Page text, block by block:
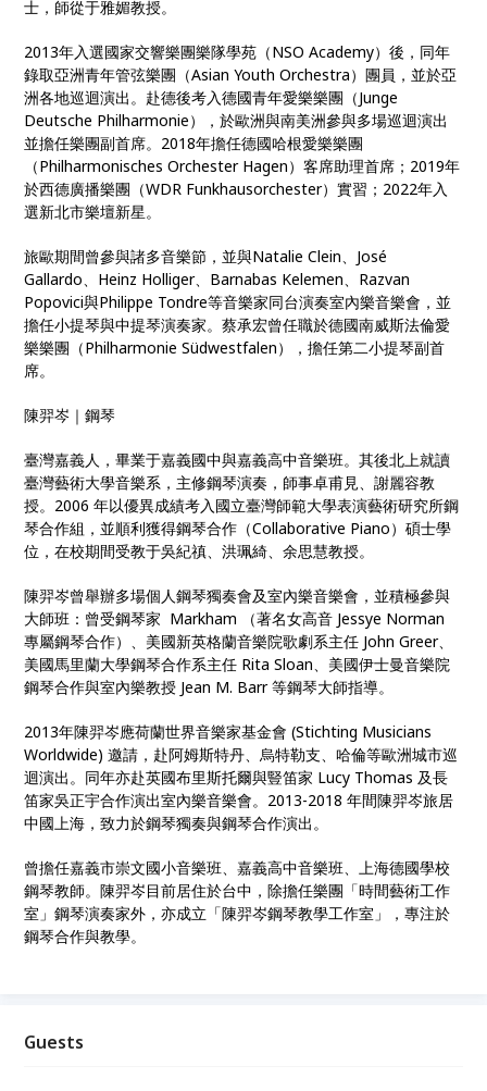
士，師從于雅媚教授。
2013年入選國家交響樂團樂隊學苑（NSO Academy）後，同年
錄取亞洲青年管弦樂團（Asian Youth Orchestra）團員，並於亞
洲各地巡迴演出。赴德後考入德國青年愛樂樂團（Junge
Deutsche Philharmonie），於歐洲與南美洲參與多場巡迴演出
並擔任樂團副首席。2018年擔任德國哈根愛樂樂團
（Philharmonisches Orchester Hagen）客席助理首席；2019年
於西德廣播樂團（WDR Funkhausorchester）實習；2022年入
選新北市樂壇新星。
旅歐期間曾參與諸多音樂節，並與Natalie Clein、José
Gallardo、Heinz Holliger、Barnabas Kelemen、Razvan
Popovici與Philippe Tondre等音樂家同台演奏室內樂音樂會，並
擔任小提琴與中提琴演奏家。蔡承宏曾任職於德國南威斯法倫愛
樂樂團（Philharmonie Südwestfalen），擔任第二小提琴副首
席。
陳羿岑｜鋼琴
臺灣嘉義人，畢業于嘉義國中與嘉義高中音樂班。其後北上就讀
臺灣藝術大學音樂系，主修鋼琴演奏，師事卓甫見、謝麗容教
授。2006 年以優異成績考入國立臺灣師範大學表演藝術研究所鋼
琴合作組，並順利獲得鋼琴合作（Collaborative Piano）碩士學
位，在校期間受教于吳紀禛、洪珮綺、余思慧教授。
陳羿岑曾舉辦多場個人鋼琴獨奏會及室內樂音樂會，並積極參與
大師班：曾受鋼琴家 Markham （著名女高音 Jessye Norman
專屬鋼琴合作）、美國新英格蘭音樂院歌劇系主任 John Greer、
美國馬里蘭大學鋼琴合作系主任 Rita Sloan、美國伊士曼音樂院
鋼琴合作與室內樂教授 Jean M. Barr 等鋼琴大師指導。
2013年陳羿岑應荷蘭世界音樂家基金會 (Stichting Musicians
Worldwide) 邀請，赴阿姆斯特丹、烏特勒支、哈倫等歐洲城市巡
迴演出。同年亦赴英國布里斯托爾與豎笛家 Lucy Thomas 及長
笛家吳正宇合作演出室內樂音樂會。2013-2018 年間陳羿岑旅居
中國上海，致力於鋼琴獨奏與鋼琴合作演出。
曾擔任嘉義市崇文國小音樂班、嘉義高中音樂班、上海德國學校
鋼琴教師。陳羿岑目前居住於台中，除擔任樂團「時間藝術工作
室」鋼琴演奏家外，亦成立「陳羿岑鋼琴教學工作室」，專注於
鋼琴合作與教學。
Guests